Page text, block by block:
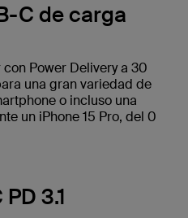
C de carga
Power Delivery a 30
una gran variedad de
o incluso una
un iPhone 15 Pro, del 0
3.1